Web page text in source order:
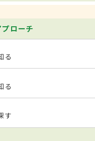
ローチ
る
る
す